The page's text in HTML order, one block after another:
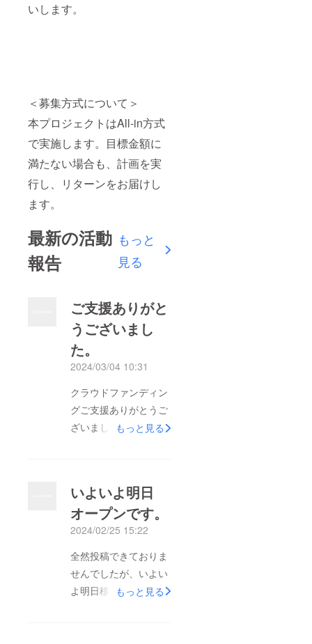
いします。
＜募集方式について＞
本プロジェクトはAll-in方式
で実施します。目標金額に
満たない場合も、計画を実
行し、リターンをお届けし
ます。
最新の活動
報告
もっと
見る
ご支援ありがと
うございまし
た。
2024/03/04 10:31
クラウドファンディン
グご支援ありがとうご
ざいました。直接支援
家族が順番にインフル
にかかるなど、アクシ
デントもあり少しオー
プンは遅れてしまいま
したが、無事オープン
もでき、はや一週間が
経ちました。まだまだ
もっと見る
いよいよ明日
オープンです。
2024/02/25 15:22
全然投稿できておりま
せんでしたが、いよい
よ明日移転オープンと
もっと見る